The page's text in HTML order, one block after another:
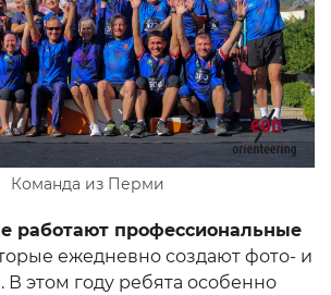
Команда из Перми
работают профессиональные
ежедневно создают фото- и
этом году ребята особенно